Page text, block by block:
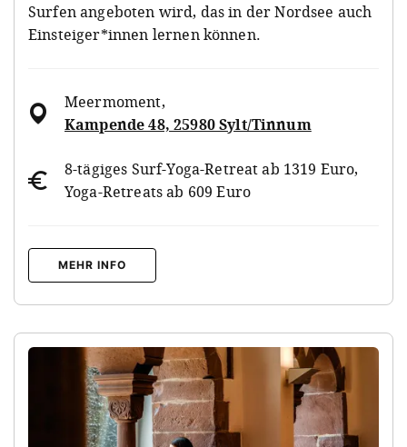
Surfen angeboten wird, das in der Nordsee auch
Einsteiger*innen lernen können.
Meermoment,
Kampende 48, 25980 Sylt/Tinnum
8-tägiges Surf-Yoga-Retreat ab 1319 Euro,
Yoga-Retreats ab 609 Euro
MEHR INFO